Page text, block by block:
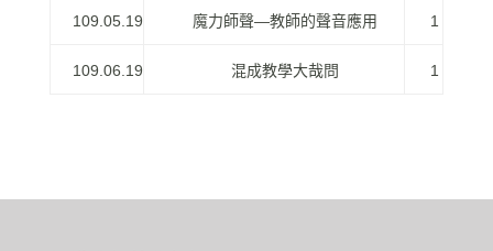
109.05.19 魔力師聲—教師的聲音應用 1
109.06.19 混成教學大哉問 1